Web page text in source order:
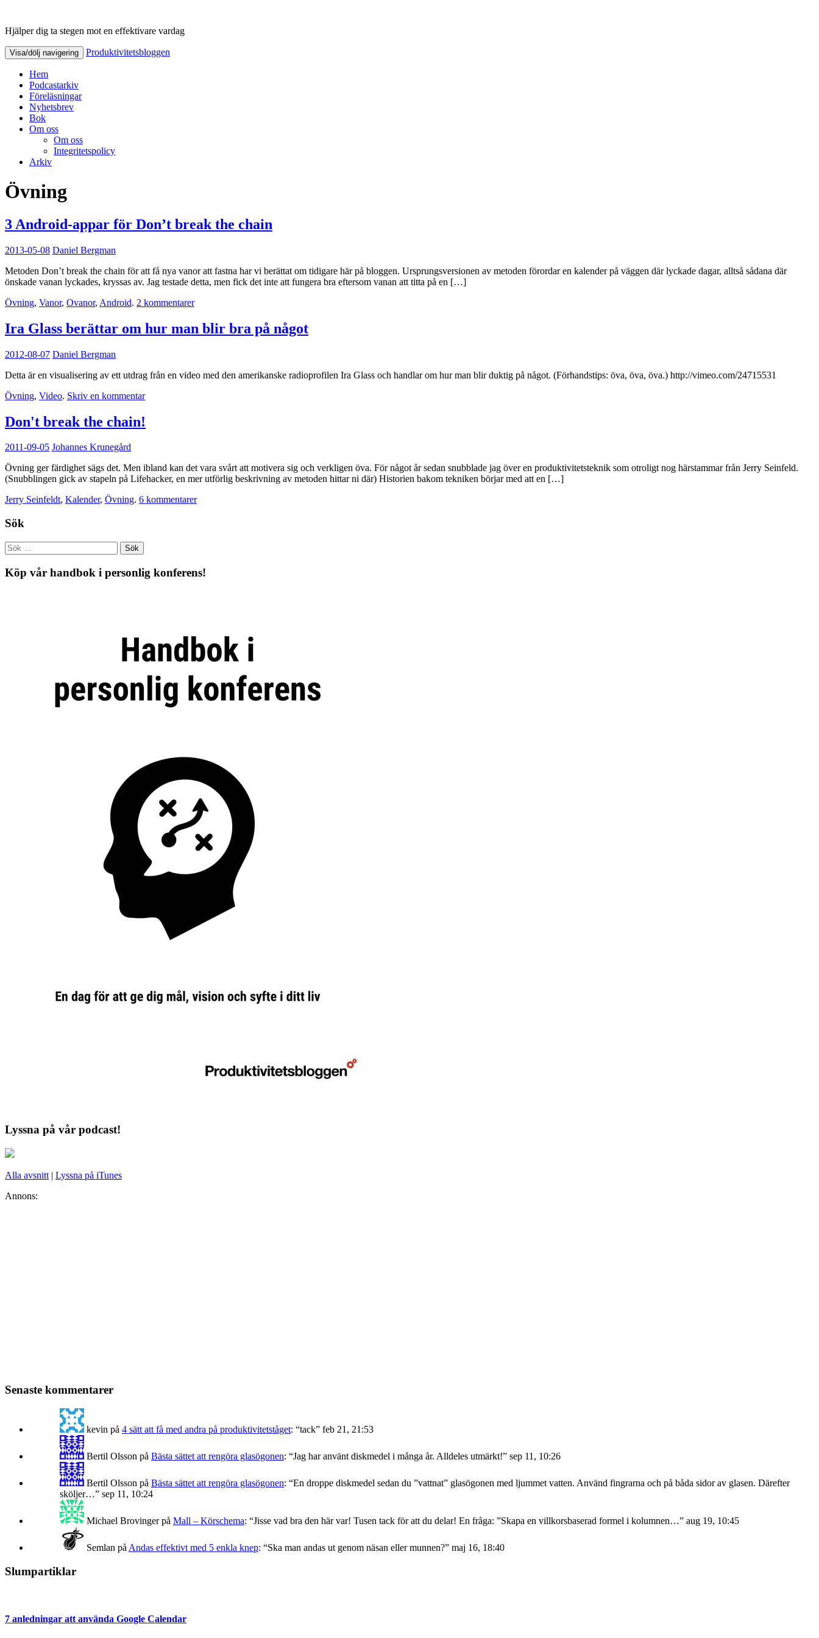
Produktivitetsbloggen
Hjälper dig ta stegen mot en effektivare vardag
Visa/dölj navigering Produktivitetsbloggen
Hem
Podcastarkiv
Föreläsningar
Nyhetsbrev
Bok
Om oss
Om oss
Integritetspolicy
Arkiv
Övning
3 Android-appar för Don’t break the chain
2013-05-08 Daniel Bergman
Metoden Don’t break the chain för att få nya vanor att fastna har vi berättat om tidigare här på bloggen. Ursprungsversionen av metoden förordar en kalender på väggen där lyckade dagar, alltså sådana där
önskade vanan lyckades, kryssas av. Jag testade detta, men fick det inte att fungera bra eftersom vanan att titta på en […]
Övning, Vanor, Ovanor, Android. 2 kommentarer
Ira Glass berättar om hur man blir bra på något
2012-08-07 Daniel Bergman
Detta är en visualisering av ett utdrag från en video med den amerikanske radioprofilen Ira Glass och handlar om hur man blir duktig på något. (Förhandstips: öva, öva, öva.) http://vimeo.com/24715531
Övning, Video. Skriv en kommentar
Don't break the chain!
2011-09-05 Johannes Krunegård
Övning ger färdighet sägs det. Men ibland kan det vara svårt att motivera sig och verkligen öva. För något år sedan snubblade jag över en produktivitetsteknik som otroligt nog härstammar från Jerry Seinfeld.
(Snubblingen gick av stapeln på Lifehacker, en mer utförlig beskrivning av metoden hittar ni där) Historien bakom tekniken börjar med att en […]
Jerry Seinfeldt, Kalender, Övning. 6 kommentarer
Sök
Köp vår handbok i personlig konferens!
Lyssna på vår podcast!
Alla avsnitt | Lyssna på iTunes
Annons:
Senaste kommentarer
kevin på 4 sätt att få med andra på produktivitetståget: “tack” feb 21, 21:53
Bertil Olsson på Bästa sättet att rengöra glasögonen: “Jag har använt diskmedel i många år. Alldeles utmärkt!” sep 11, 10:26
Bertil Olsson på Bästa sättet att rengöra glasögonen: “En droppe diskmedel sedan du ”vattnat” glasögonen med ljummet vatten. Använd fingrarna och på båda sidor av glasen. Därefter
sköljer…” sep 11, 10:24
Michael Brovingerpå Mall – Körschema: “Jisse vad bra den här var! Tusen tack för att du delar! En fråga: ”Skapa en villkorsbaserad formel i kolumnen…” aug 19, 10:45
Semlan på Andas effektivt med 5 enkla knep: “Ska man andas ut genom näsan eller munnen?” maj 16, 18:40
Slumpartiklar
7 anledningar att använda Google Calendar